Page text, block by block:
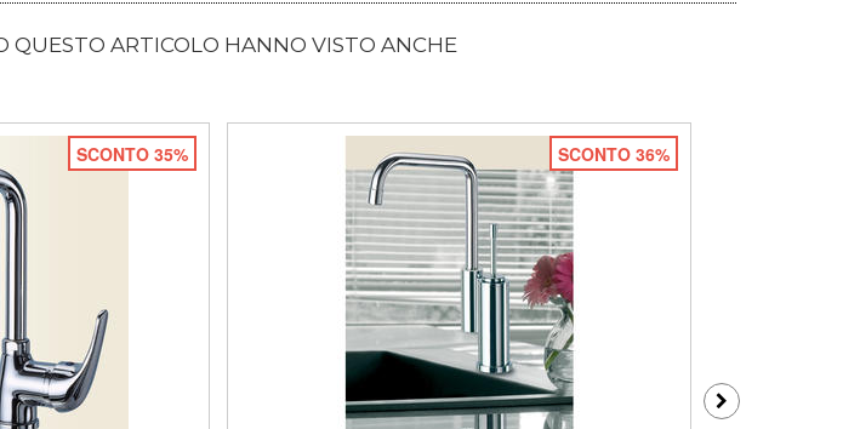
QUESTO ARTICOLO HANNO VISTO ANCHE
SCONTO 35% SCONTO 36%